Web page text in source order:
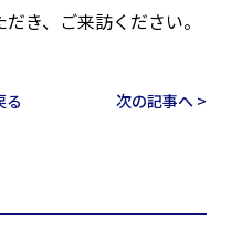
き、ご来訪ください。
る 次の記事へ >